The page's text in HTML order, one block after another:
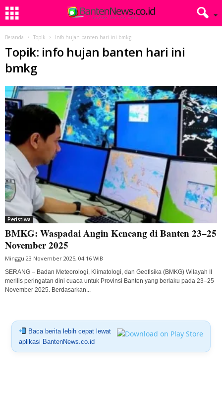
Beranda Topik Info hujan banten hari ini bmkg
Topik: info hujan banten hari ini
bmkg
Peristiwa
BMKG: Waspadai Angin Kencang di Banten 23–25
November 2025
Minggu 23 November 2025, 04:16 WIB
SERANG – Badan Meteorologi, Klimatologi, dan Geofisika (BMKG) Wilayah II
merilis peringatan dini cuaca untuk Provinsi Banten yang berlaku pada 23–25
November 2025. Berdasarkan...
Baca berita lebih cepat lewat
aplikasi BantenNews.co.id